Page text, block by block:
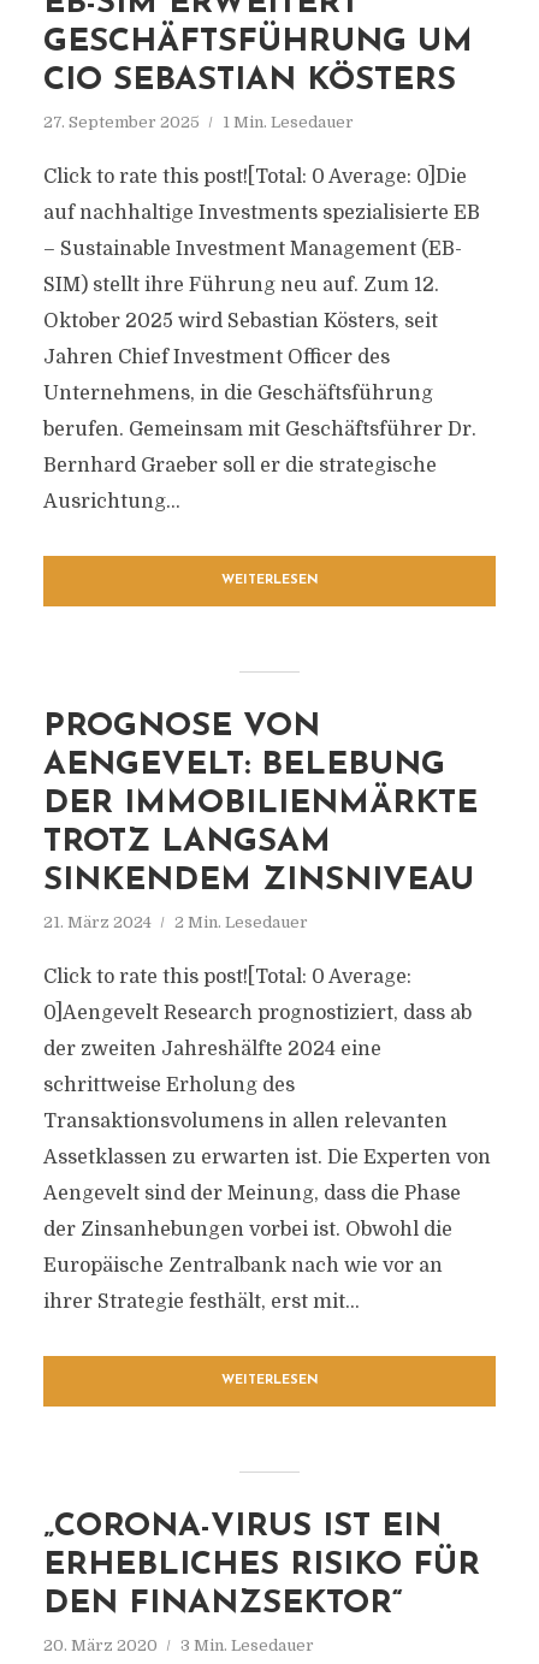
GESCHÄFTSFÜHRUNG UM
CIO SEBASTIAN KÖSTERS
27. September 2025 1 Min. Lesedauer
Click to rate this post![Total: 0 Average: 0]Die
auf nachhaltige Investments spezialisierte EB
– Sustainable Investment Management (EB-
SIM) stellt ihre Führung neu auf. Zum 12.
Oktober 2025 wird Sebastian Kösters, seit
Jahren Chief Investment Officer des
Unternehmens, in die Geschäftsführung
berufen. Gemeinsam mit Geschäftsführer Dr.
Bernhard Graeber soll er die strategische
Ausrichtung...
WEITERLESEN
PROGNOSE VON
AENGEVELT: BELEBUNG
DER IMMOBILIENMÄRKTE
TROTZ LANGSAM
SINKENDEM ZINSNIVEAU
21. März 2024 2 Min. Lesedauer
Click to rate this post![Total: 0 Average:
0]Aengevelt Research prognostiziert, dass ab
der zweiten Jahreshälfte 2024 eine
schrittweise Erholung des
Transaktionsvolumens in allen relevanten
Assetklassen zu erwarten ist. Die Experten von
Aengevelt sind der Meinung, dass die Phase
der Zinsanhebungen vorbei ist. Obwohl die
Europäische Zentralbank nach wie vor an
ihrer Strategie festhält, erst mit...
WEITERLESEN
„CORONA-VIRUS IST EIN
ERHEBLICHES RISIKO FÜR
DEN FINANZSEKTOR“
20. März 2020 3 Min. Lesedauer